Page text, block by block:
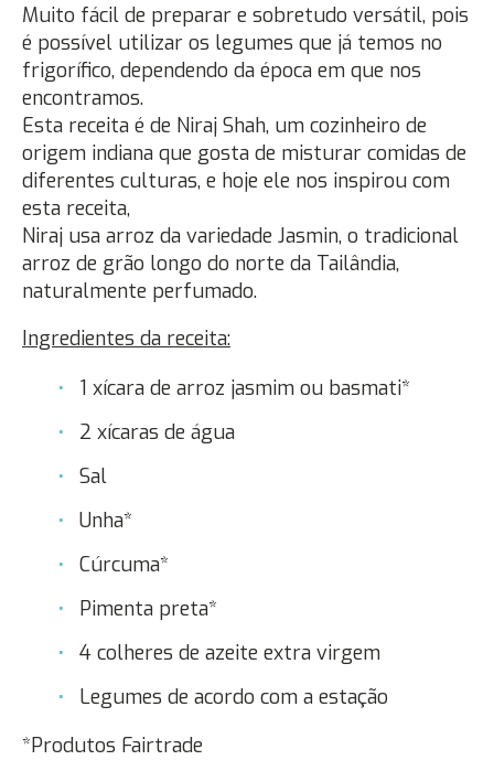
Muito fácil de preparar e sobretudo versátil, pois
é possível utilizar os legumes que já temos no
frigorífico, dependendo da época em que nos
encontramos.
Esta receita é de Niraj Shah, um cozinheiro de
origem indiana que gosta de misturar comidas de
diferentes culturas, e hoje ele nos inspirou com
esta receita,
Niraj usa arroz da variedade Jasmin, o tradicional
arroz de grão longo do norte da Tailândia,
naturalmente perfumado.
Ingredientes da receita:
1 xícara de arroz jasmim ou basmati*
2 xícaras de água
Sal
Unha*
Cúrcuma*
Pimenta preta*
4 colheres de azeite extra virgem
Legumes de acordo com a estação
*Produtos Fairtrade